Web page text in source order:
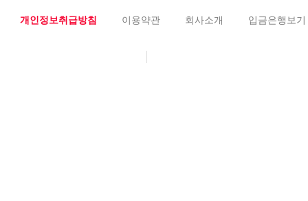
개인정보취급방침 이용약관 회사소개 입금은행보기